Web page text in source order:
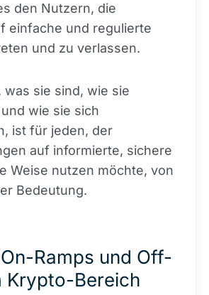
den Nutzern, die
einfache und regulierte
und zu verlassen.
was sie sind, wie sie
wie sie sich
ist für jeden, der
auf informierte, sichere
Weise nutzen möchte, von
Bedeutung.
Ramps und Off-
Krypto-Bereich